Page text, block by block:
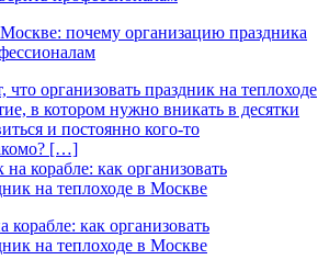
почему организацию праздника
организовать праздник на теплоходе
в котором нужно вникать в десятки
и постоянно кого-то
[…]
как организовать
на теплоходе в Москве